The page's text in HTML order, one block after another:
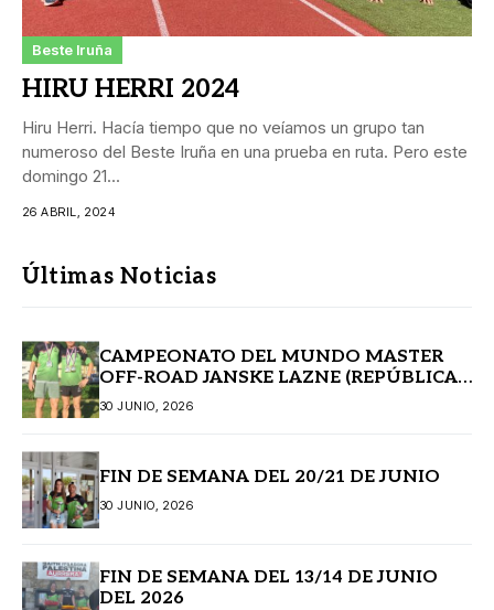
Beste Iruña
HIRU HERRI 2024
Hiru Herri. Hacía tiempo que no veíamos un grupo tan
numeroso del Beste Iruña en una prueba en ruta. Pero este
domingo 21...
26 ABRIL, 2024
Últimas Noticias
CAMPEONATO DEL MUNDO MASTER
OFF-ROAD JANSKE LAZNE (REPÚBLICA
CHECA)
30 JUNIO, 2026
FIN DE SEMANA DEL 20/21 DE JUNIO
30 JUNIO, 2026
FIN DE SEMANA DEL 13/14 DE JUNIO
DEL 2026